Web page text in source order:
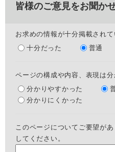
皆様のご意見をお聞か
お求めの情報が十分掲載されて
十分だった
普通
ページの構成や内容、表現は
分かりやすかった
分かりにくかった
このページについてご要望が
してください。